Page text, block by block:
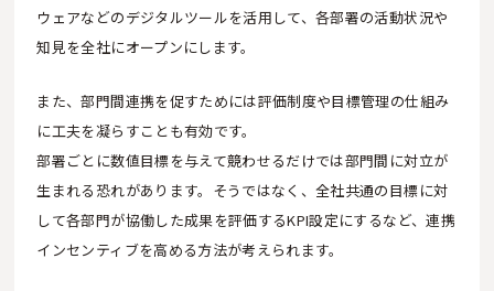
ウェアなどのデジタルツールを活用して、各部署の活動状況や
知見を全社にオープンにします。
また、部門間連携を促すためには評価制度や目標管理の仕組み
に工夫を凝らすことも有効です。
部署ごとに数値目標を与えて競わせるだけでは部門間に対立が
生まれる恐れがあります。そうではなく、全社共通の目標に対
して各部門が協働した成果を評価するKPI設定にするなど、連携
インセンティブを高める方法が考えられます。